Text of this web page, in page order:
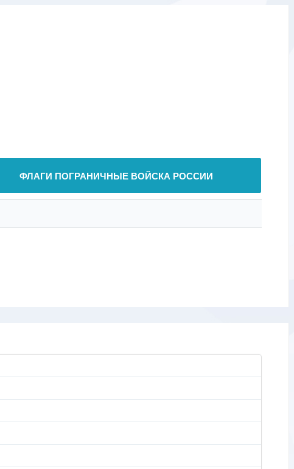
ФЛАГИ ПОГРАНИЧНЫЕ ВОЙСКА РОССИИ